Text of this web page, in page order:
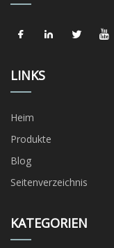
LINKS
Heim
Produkte
Blog
Seitenverzeichnis
KATEGORIEN